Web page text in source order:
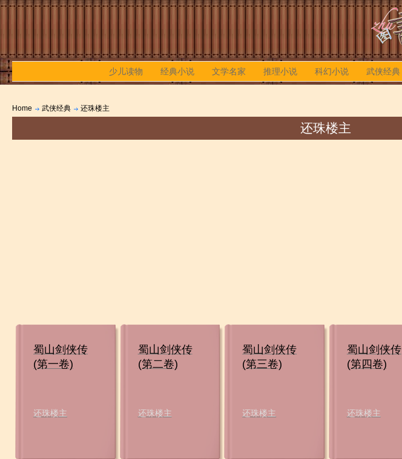
少儿读物 经典小说 文学名家 推理小说 科幻小说 武侠经典
Home 武侠经典 还珠楼主
还珠楼主
蜀山剑侠传
(第一卷)
还珠楼主
蜀山剑侠传
(第二卷)
还珠楼主
蜀山剑侠传
(第三卷)
还珠楼主
蜀山剑侠传
(第四卷)
还珠楼主